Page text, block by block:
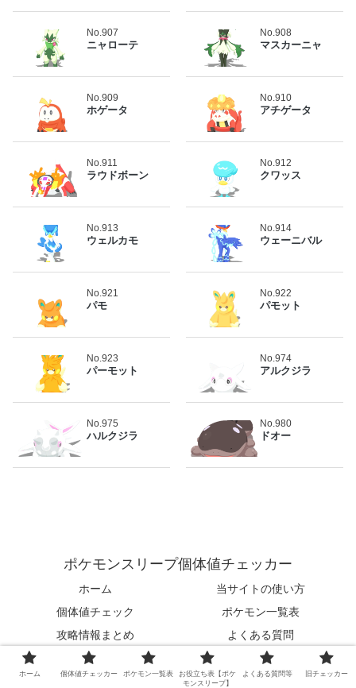
No.907
ニャローテ
No.908
マスカーニャ
No.909
ホゲータ
No.910
アチゲータ
No.911
ラウドボーン
No.912
クワッス
No.913
ウェルカモ
No.914
ウェーニバル
No.921
パモ
No.922
パモット
No.923
パーモット
No.974
アルクジラ
No.975
ハルクジラ
No.980
ドオー
ポケモンスリープ個体値チェッカー
ホーム
当サイトの使い方
個体値チェック
ポケモン一覧表
攻略情報まとめ
よくある質問
お問い合わせ
プライバシーポリシー
ホーム 個体値チェッカー ポケモン一覧表
お役立ち表【ポケ
モンスリープ】
よくある質問等 旧チェッカー